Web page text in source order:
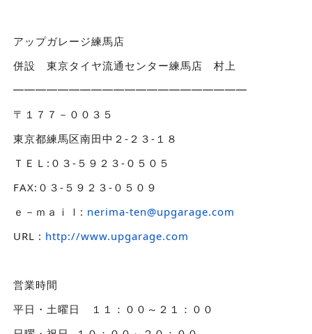
アップガレージ練馬店
併設 東京タイヤ流通センター練馬店 村上
━━━━━━━━━━━━━━━━━━━━━
〒１７７－００３５
東京都練馬区南田中２-２３-１８
ＴＥＬ:０３-５９２３-０５０５
FAX:０３-５９２３-０５０９
ｅ－ｍａｉｌ: nerima-ten@upgarage.com
URL : http://www.upgarage.com
営業時間
平日・土曜日 １１：００～２１：００